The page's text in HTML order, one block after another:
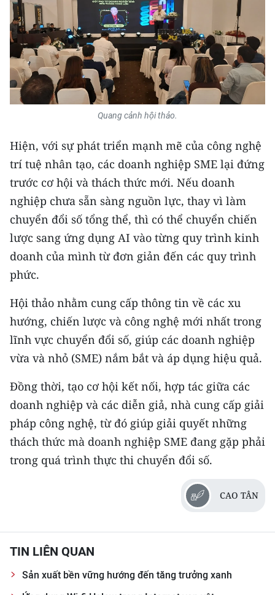
Quang cảnh hội thảo.
Hiện, với sự phát triển mạnh mẽ của công nghệ
trí tuệ nhân tạo, các doanh nghiệp SME lại đứng
trước cơ hội và thách thức mới. Nếu doanh
nghiệp chưa sẵn sàng nguồn lực, thay vì làm
chuyển đổi số tổng thể, thì có thể chuyển chiến
lược sang ứng dụng AI vào từng quy trình kinh
doanh của mình từ đơn giản đến các quy trình
phức.
Hội thảo nhằm cung cấp thông tin về các xu
hướng, chiến lược và công nghệ mới nhất trong
lĩnh vực chuyển đổi số, giúp các doanh nghiệp
vừa và nhỏ (SME) nắm bắt và áp dụng hiệu quả.
Đồng thời, tạo cơ hội kết nối, hợp tác giữa các
doanh nghiệp và các diễn giả, nhà cung cấp giải
pháp công nghệ, từ đó giúp giải quyết những
thách thức mà doanh nghiệp SME đang gặp phải
trong quá trình thực thi chuyển đổi số.
CAO TÂN
TIN LIÊN QUAN
Sản xuất bền vững hướng đến tăng trưởng xanh